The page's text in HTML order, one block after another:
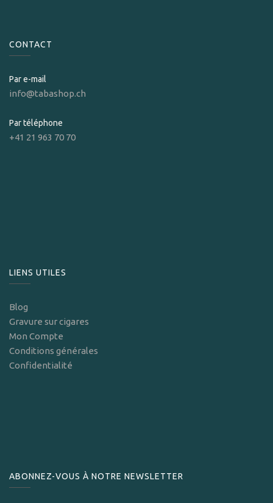
CONTACT
Par e-mail
info@tabashop.ch
Par téléphone
+41 21 963 70 70
LIENS UTILES
Blog
Gravure sur cigares
Mon Compte
Conditions générales
Confidentialité
ABONNEZ-VOUS À NOTRE NEWSLETTER